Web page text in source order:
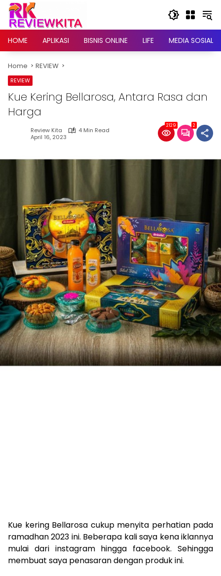
Skip
content
HOME
APLIKASI BISNIS ONLINE LIFE MEDIA SOSIAL
Home REVIEW
REVIEW
Kue Kering Bellarosa, Antara Rasa dan
Harga
Review Kita
4 Min Read
April 16, 2023
2129 2
Kue kering Bellarosa cukup menyita perhatian pada
ramadhan 2023 ini. Beberapa kali saya kena iklannya
mulai dari instagram hingga facebook. Sehingga
membuat saya penasaran dengan produk ini.